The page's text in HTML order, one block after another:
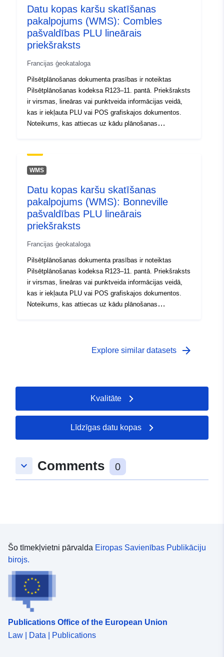
4144-b874-dd3713e11181
Tips:
Avoti:
Datu kopas karšu skatīšanas
pakalpojums (WMS): Combles
pašvaldības PLU lineārais
priekšraksts
Francijas ģeokataloga
Pilsētplānošanas dokumenta prasības ir noteiktas
Pilsētplānošanas kodeksa R123–11. pantā. Priekšraksts
ir virsmas, lineāras vai punktveida informācijas veidā,
kas ir iekļauta PLU vai POS grafiskajos dokumentos.
Noteikums, kas attiecas uz kādu plānošanas
WMS
Datu kopas karšu skatīšanas
pakalpojums (WMS): Bonneville
pašvaldības PLU lineārais
priekšraksts
Francijas ģeokataloga
Pilsētplānošanas dokumenta prasības ir noteiktas
Pilsētplānošanas kodeksa R123–11. pantā. Priekšraksts
ir virsmas, lineāras vai punktveida informācijas veidā,
kas ir iekļauta PLU vai POS grafiskajos dokumentos.
Noteikums, kas attiecas uz kādu plānošanas
Explore similar datasets arrow_forward
Kvalitāte
Līdzīgas datu kopas
keyboard_arrow_down Comments 0
Šo tīmekļvietni pārvalda Eiropas Savienības Publikāciju
birojs.
Publications Office of the European Union
Law | Data | Publications